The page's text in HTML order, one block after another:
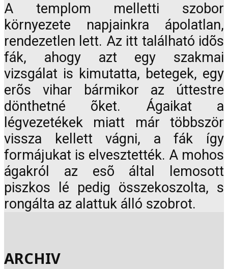
A templom melletti szobor
környezete napjainkra ápolatlan,
rendezetlen lett. Az itt található idõs
fák, ahogy azt egy szakmai
vizsgálat is kimutatta, betegek, egy
erõs vihar bármikor az úttestre
dönthetné õket. Ágaikat a
légvezetékek miatt már többször
vissza kellett vágni, a fák így
formájukat is elvesztették. A mohos
ágakról az esõ által lemosott
piszkos lé pedig összekoszolta, s
rongálta az alattuk álló szobrot.
ARCHIV